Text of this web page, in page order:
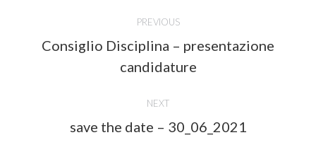
navigation
PREVIOUS
Previous
post:
Consiglio Disciplina – presentazione
candidature
NEXT
Next
post:
save the date – 30_06_2021